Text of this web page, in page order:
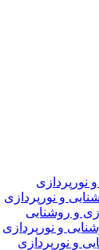
نورپردازی
و نورپردازی
و روشنایی
و نورپردازی
و نورپردازی